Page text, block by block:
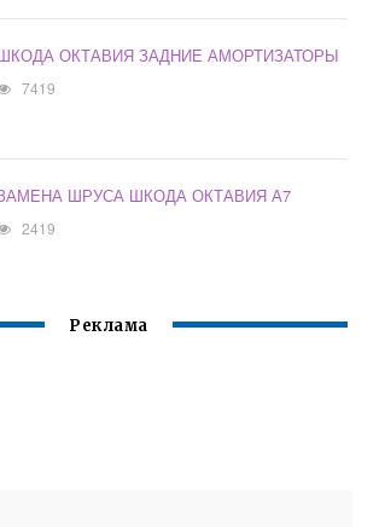
ОКТАВИЯ ЗАДНИЕ АМОРТИЗАТОРЫ
7419
ШРУСА ШКОДА ОКТАВИЯ А7
2419
Реклама